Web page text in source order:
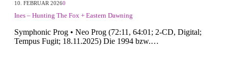
10. FEBRUAR 20260
Ines – Hunting The Fox + Eastern Dawning
Symphonic Prog • Neo Prog (72:11, 64:01; 2-CD, Digital;
Tempus Fugit; 18.11.2025) Die 1994 bzw.…